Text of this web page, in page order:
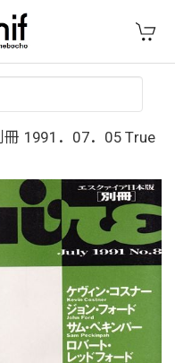
1991．07．05 True